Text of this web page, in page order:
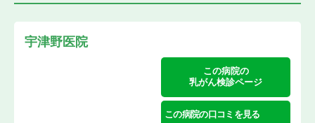
宇津野医院
この病院の
乳がん検診ページ
この病院の口コミを見る